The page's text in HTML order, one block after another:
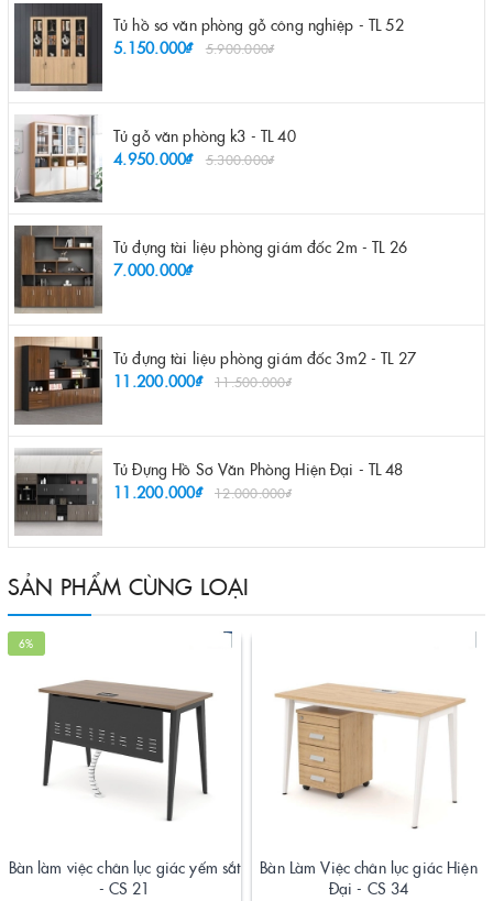
Tủ hồ sơ văn phòng gỗ công nghiệp - TL 52
5.150.000₫
5.900.000₫
Tủ gỗ văn phòng k3 - TL 40
4.950.000₫
5.300.000₫
Tủ đựng tài liệu phòng giám đốc 2m - TL 26
7.000.000₫
Tủ đựng tài liệu phòng giám đốc 3m2 - TL 27
11.200.000₫
11.500.000₫
Tủ Đựng Hồ Sơ Văn Phòng Hiện Đại - TL 48
11.200.000₫
12.000.000₫
SẢN PHẨM CÙNG LOẠI
6%
Bàn làm việc chân lục giác yếm sắt
- CS 21
Bàn Làm Việc chân lục giác Hiện
Đại - CS 34